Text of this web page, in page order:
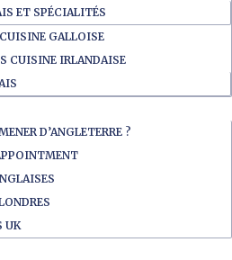
ET SPÉCIALITÉS
GALLOISE
CUISINE IRLANDAISE
D’ANGLETERRE ?
UK